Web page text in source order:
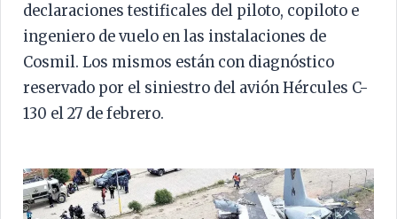
declaraciones testificales del piloto, copiloto e
ingeniero de vuelo en las instalaciones de
Cosmil. Los mismos están con diagnóstico
reservado por el siniestro del avión Hércules C-
130 el 27 de febrero.